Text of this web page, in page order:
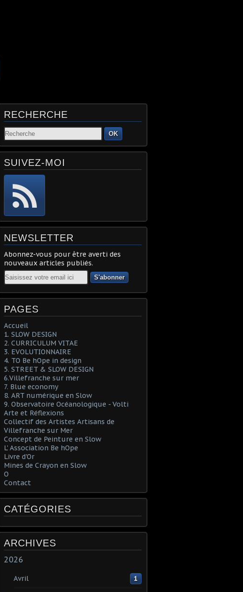
RECHERCHE
OK
SUIVEZ-MOI
NEWSLETTER
Abonnez-vous pour être averti des
nouveaux articles publiés.
Email
PAGES
Accueil
1. SLOW DESIGN
2. CURRICULUM VITAE
3. EVOLUTIONNAIRE
4. TO Be hOpe in design
5. STREET & SLOW DESIGN
6.Villefranche sur mer
7. Blue economy
8. ART numérique en Slow
9. Observatoire Océanologique - Volti
Arte et Réflexions
Collectif des Artistes Artisans de
Villefranche sur Mer
Concept de Peinture en Slow
L' Association Be hOpe
Livre d'Or
Mines de Crayon en Slow
O
Contact
CATÉGORIES
ARCHIVES
2026
Avril 1